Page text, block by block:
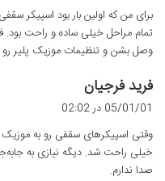
:
برای من که اولین بار بود اسپیکر
تمام مراحل خیلی ساده و راحت
وصل بشن و تنظیمات موزیک پلیر رو
فرید فرجیان
ف
05/01/01 در 02:02
وقتی اسپیکرهای سقفی رو به
خیلی راحت شد. دیگه نیازی به
صدا ندارم.